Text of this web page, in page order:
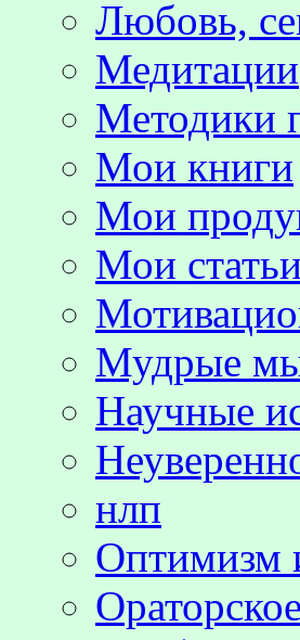
Любовь,
Медитации
Методики
Мои книги
Мои
Мои статьи
Мудрые
Научные
нлп
Оптимизм